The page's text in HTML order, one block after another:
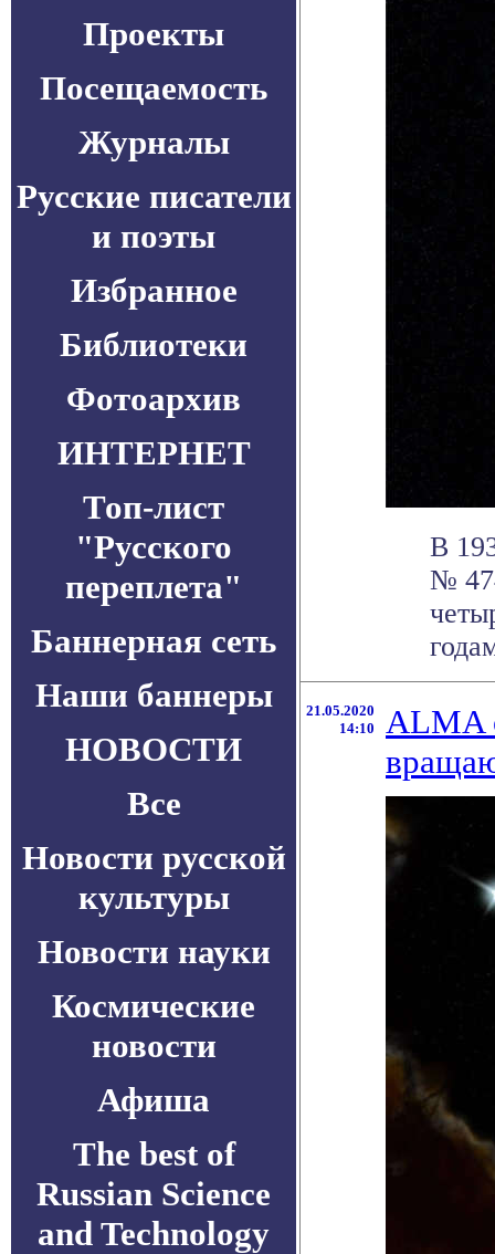
Проекты
Посещаемость
Журналы
Русские писатели
и поэты
Избранное
Библиотеки
Фотоархив
ИНТЕРНЕТ
Топ-лист
"Русского
переплета"
Баннерная сеть
Наши баннеры
НОВОСТИ
Все
Новости русской
культуры
Новости науки
Космические
новости
Афиша
The best of
Russian Science
and Technology
В
№
21.05.2020
14:10
ALMA